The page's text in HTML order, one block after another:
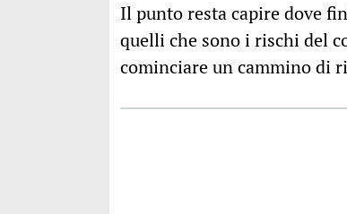
Il punto resta capire dove
quelli che sono i rischi del
cominciare un cammino di